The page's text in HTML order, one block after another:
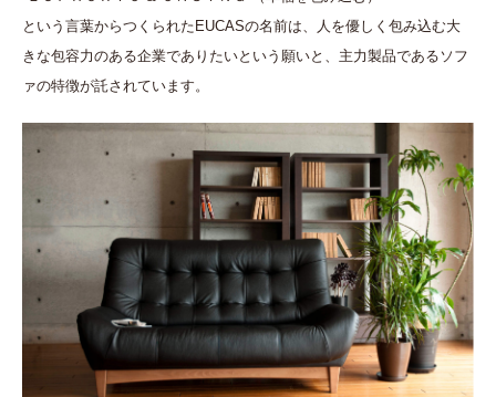
という言葉からつくられたEUCASの名前は、人を優しく包み込む大
きな包容力のある企業でありたいという願いと、主力製品であるソフ
ァの特徴が託されています。